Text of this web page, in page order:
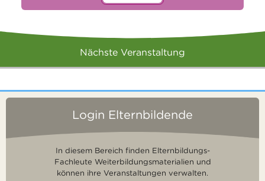
Nächste Veranstaltung
Login Elternbildende
In diesem Bereich finden Elternbildungs-
Fachleute Weiterbildungsmaterialien und
können ihre Veranstaltungen verwalten.